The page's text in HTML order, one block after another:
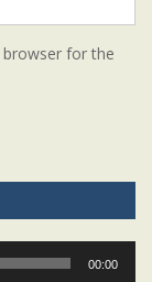
browser for the
00:00